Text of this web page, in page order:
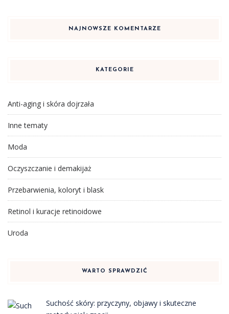
NAJNOWSZE KOMENTARZE
KATEGORIE
Anti-aging i skóra dojrzała
Inne tematy
Moda
Oczyszczanie i demakijaż
Przebarwienia, koloryt i blask
Retinol i kuracje retinoidowe
Uroda
WARTO SPRAWDZIĆ
Suchość skóry: przyczyny, objawy i skuteczne